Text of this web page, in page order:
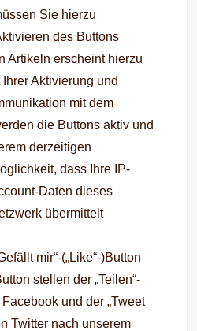
Sie hierzu
des Buttons
Artikeln erscheint hierzu
Aktivierung und
mit dem
die Buttons aktiv und
derzeitigen
dass Ihre IP-
Daten dieses
übermittelt
mir“-(„Like“-)Button
stellen der „Teilen“-
Facebook und der „Tweet
Twitter nach unserem